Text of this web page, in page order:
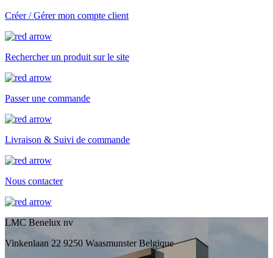
Créer / Gérer mon compte client
Rechercher un produit sur le site
Passer une commande
Livraison & Suivi de commande
Nous contacter
LMC Benelux nv
Vinkenlaan 22 9250 Waasmunster Belgique